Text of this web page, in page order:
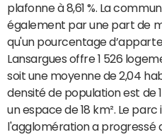
plafonne à 8,61 %. La
également par une part de
qu'un pourcentage
Lansargues offre 1 526
soit une moyenne de 2,04
densité de population est de
un espace de 18 km². Le
l'agglomération a progressé